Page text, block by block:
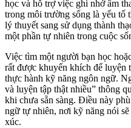
học và hỗ trợ việc ghi nhớ âm
trong môi trường sống là yếu tố
lý thuyết sang sử dụng thành
một phần tự nhiên trong cuộc
Việc tìm một người bạn học
rất được khuyến khích để luyện
thực hành kỹ năng ngôn ngữ.
và luyện tập thật nhiều” thông
khi chưa sẵn sàng. Điều này
ngữ tự nhiên, nơi kỹ năng nói
xúc.